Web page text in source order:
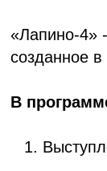
«Лапино-4»
созданное
В